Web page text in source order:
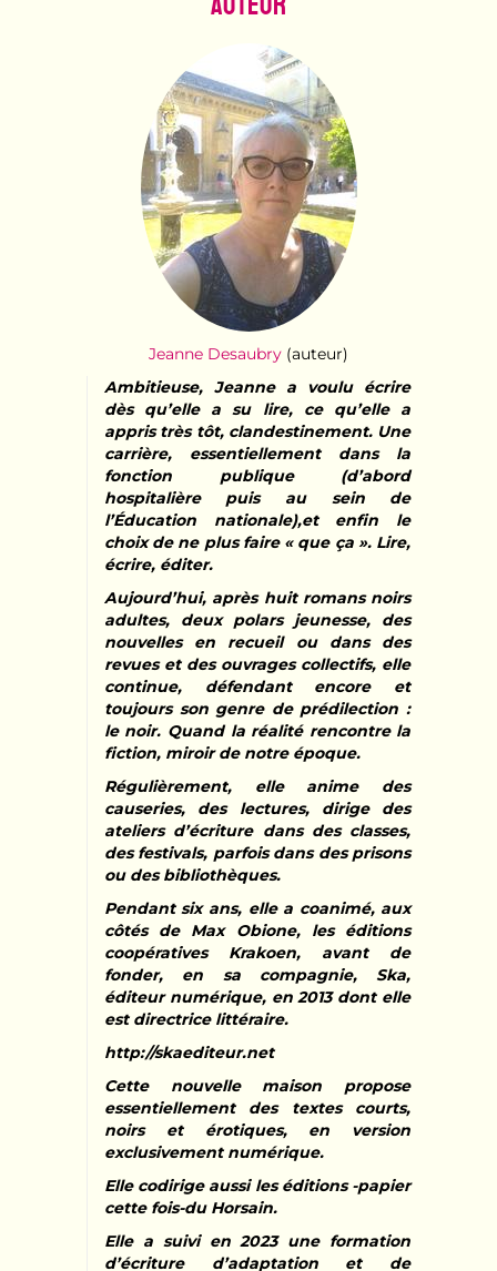
Jeanne Desaubry (auteur)
Ambitieuse, Jeanne a voulu écrire
dès qu’elle a su lire, ce qu’elle a
appris très tôt, clandestinement. Une
carrière, essentiellement dans la
fonction publique (d’abord
hospitalière puis au sein de
l’Éducation nationale),et enfin le
choix de ne plus faire « que ça ». Lire,
écrire, éditer.
Aujourd’hui, après huit romans noirs
adultes, deux polars jeunesse, des
nouvelles en recueil ou dans des
revues et des ouvrages collectifs, elle
continue, défendant encore et
toujours son genre de prédilection :
le noir. Quand la réalité rencontre la
fiction, miroir de notre époque.
Régulièrement, elle anime des
causeries, des lectures, dirige des
ateliers d’écriture dans des classes,
des festivals, parfois dans des prisons
ou des bibliothèques.
Pendant six ans, elle a coanimé, aux
côtés de Max Obione, les éditions
coopératives Krakoen, avant de
fonder, en sa compagnie, Ska,
éditeur numérique, en 2013 dont elle
est directrice littéraire.
http://skaediteur.net
Cette nouvelle maison propose
essentiellement des textes courts,
noirs et érotiques, en version
exclusivement numérique.
Elle codirige aussi les éditions -papier
cette fois-du Horsain.
Elle a suivi en 2023 une formation
d’écriture d’adaptation et de